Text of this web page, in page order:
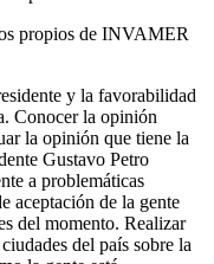
propios de INVAMER
y la favorabilidad
Conocer la opinión
la opinión que tiene la
Gustavo Petro
a problemáticas
aceptación de la gente
del momento. Realizar
del país sobre la